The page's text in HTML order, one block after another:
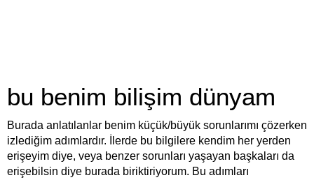
bu benim bilişim dünyam
Burada anlatılanlar benim küçük/büyük sorunlarımı çözerken
izlediğim adımlardır. İlerde bu bilgilere kendim her yerden
erişeyim diye, veya benzer sorunları yaşayan başkaları da
erişebilsin diye burada biriktiriyorum. Bu adımları